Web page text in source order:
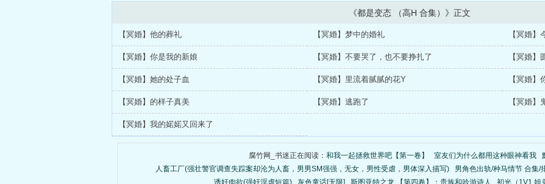
《都是变态 （高H 合集）》正文
【冥婚】他的葬礼 【冥婚】梦中的婚礼 【冥婚
【冥婚】你是我的新娘 【冥婚】不要哭了，也不要挣扎了 【冥婚】
【冥婚】她的处子血 【冥婚】里流着腻腻的花Y 【冥婚】
【冥婚】的样子真美 【冥婚】逃跑了 【冥婚】
【冥婚】我的婼婼又回来了
腐竹网_书迷正在阅读： 和我一起拯救世界吧【第一卷】 室友们为什么都用这种眼神看我
人畜工厂(强壮警官调查失踪案却沦为人畜，男男SM强强，无女，男性受虐，男体深入描写)
男角色出轨/种马情节 合集/
诱奸肉欲(强奸淫虐短篇)
灰色童话[无限] 斯图亚特之龙 【第四卷】：贵族和吟游诗人 初光（1V1 姐